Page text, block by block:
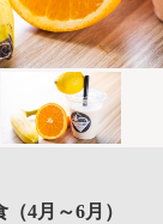
4月～6月）